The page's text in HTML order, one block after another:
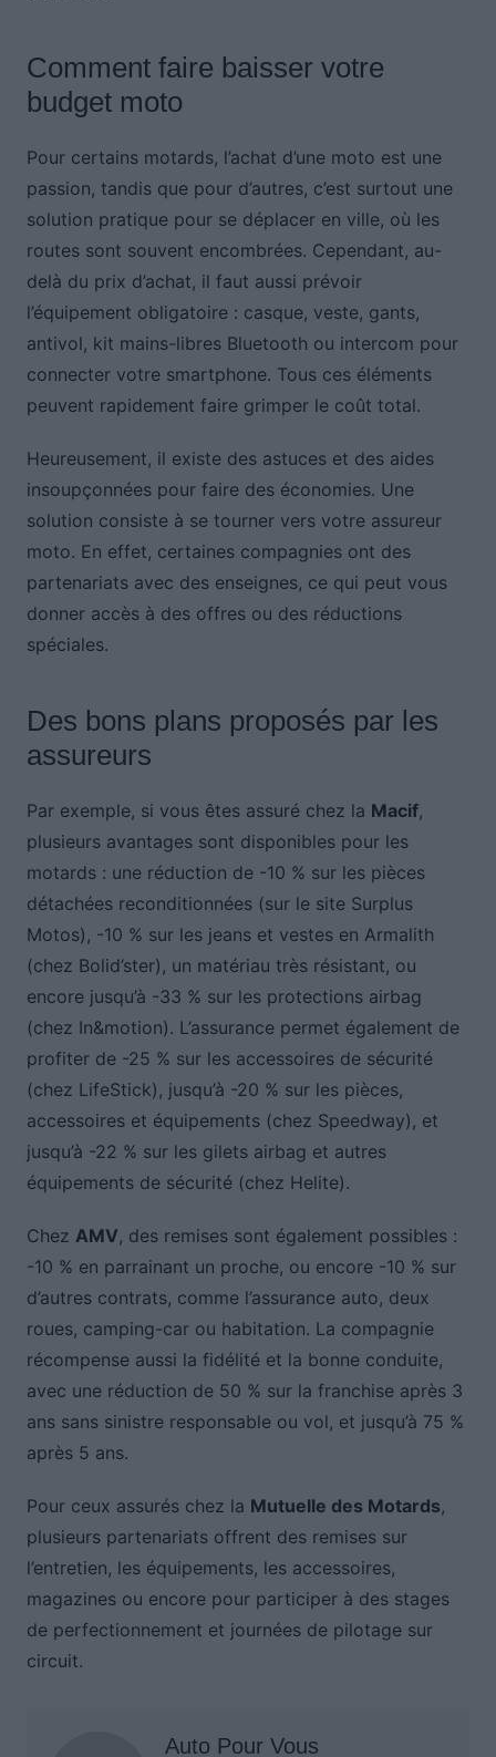
Comment faire baisser votre
budget moto
Pour certains motards, l’achat d’une moto est une
passion, tandis que pour d’autres, c’est surtout une
solution pratique pour se déplacer en ville, où les
routes sont souvent encombrées. Cependant, au-
delà du prix d’achat, il faut aussi prévoir
l’équipement obligatoire : casque, veste, gants,
antivol, kit mains-libres Bluetooth ou intercom pour
connecter votre smartphone. Tous ces éléments
peuvent rapidement faire grimper le coût total.
Heureusement, il existe des astuces et des aides
insoupçonnées pour faire des économies. Une
solution consiste à se tourner vers votre assureur
moto. En effet, certaines compagnies ont des
partenariats avec des enseignes, ce qui peut vous
donner accès à des offres ou des réductions
spéciales.
Des bons plans proposés par les
assureurs
Par exemple, si vous êtes assuré chez la Macif,
plusieurs avantages sont disponibles pour les
motards : une réduction de -10 % sur les pièces
détachées reconditionnées (sur le site Surplus
Motos), -10 % sur les jeans et vestes en Armalith
(chez Bolid’ster), un matériau très résistant, ou
encore jusqu’à -33 % sur les protections airbag
(chez In&motion). L’assurance permet également de
profiter de -25 % sur les accessoires de sécurité
(chez LifeStick), jusqu’à -20 % sur les pièces,
accessoires et équipements (chez Speedway), et
jusqu’à -22 % sur les gilets airbag et autres
équipements de sécurité (chez Helite).
Chez AMV, des remises sont également possibles :
-10 % en parrainant un proche, ou encore -10 % sur
d’autres contrats, comme l’assurance auto, deux
roues, camping-car ou habitation. La compagnie
récompense aussi la fidélité et la bonne conduite,
avec une réduction de 50 % sur la franchise après 3
ans sans sinistre responsable ou vol, et jusqu’à 75 %
après 5 ans.
Pour ceux assurés chez la Mutuelle des Motards,
plusieurs partenariats offrent des remises sur
l’entretien, les équipements, les accessoires,
magazines ou encore pour participer à des stages
de perfectionnement et journées de pilotage sur
circuit.
Auto Pour Vous